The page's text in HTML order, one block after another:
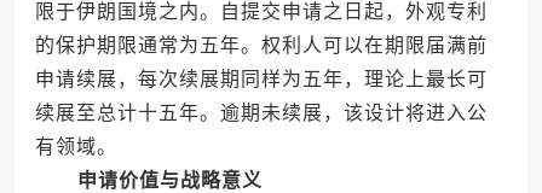
限于伊朗国境之内。自提交申请之日起，外观专利
的保护期限通常为五年。权利人可以在期限届满前
申请续展，每次续展期同样为五年，理论上最长可
续展至总计十五年。逾期未续展，该设计将进入公
有领域。
申请价值与战略意义